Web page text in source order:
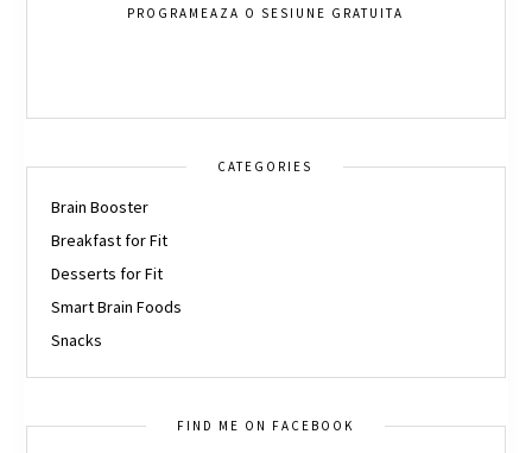
PROGRAMEAZA O SESIUNE GRATUITA
CATEGORIES
Brain Booster
Breakfast for Fit
Desserts for Fit
Smart Brain Foods
Snacks
FIND ME ON FACEBOOK